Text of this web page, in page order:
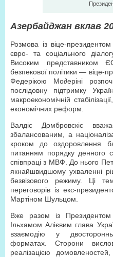
Азербайджан вклав
Розмова із віце-
євро- та соціального
Високим представником
безпекової політики — віце-
Федерікою Мо∂еріні
послідовну підтримку
макроекономічній
економічних реформ.
Валдіс Домбровскіс
збалансованим, а
кроком до оздоровлення
питанням порядку денного
співпраці з МВФ. До нього
якнайшвидшому ухваленні
безвізового режиму. Ці
переговорів із екс-
Мартіном Шульцом.
Вже разом із Президентом
Ільхамом Алієвим глава
взаємодію у
форматах. Сторони
реалізацією